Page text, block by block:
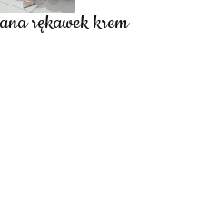
rękawek krem